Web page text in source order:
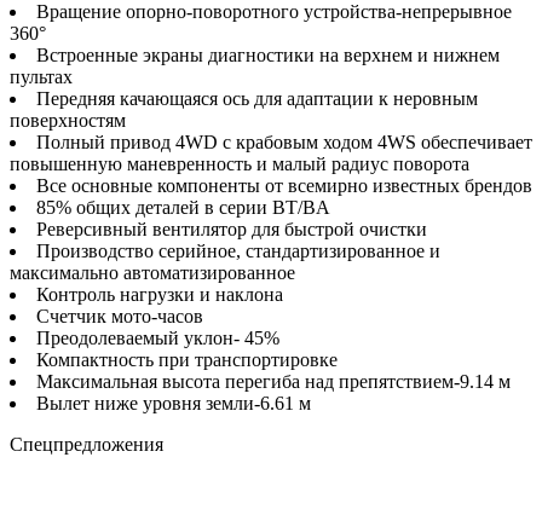
Вращение опорно-поворотного устройства-непрерывное
360°
Встроенные экраны диагностики на верхнем и нижнем
пультах
Передняя качающаяся ось для адаптации к неровным
поверхностям
Полный привод 4WD с крабовым ходом 4WS обеспечивает
повышенную маневренность и малый радиус поворота
Все основные компоненты от всемирно известных брендов
85% общих деталей в серии BT/BA
Реверсивный вентилятор для быстрой очистки
Производство серийное, стандартизированное и
максимально автоматизированное
Контроль нагрузки и наклона
Счетчик мото-часов
Преодолеваемый уклон- 45%
Компактность при транспортировке
Максимальная высота перегиба над препятствием-9.14 м
Вылет ниже уровня земли-6.61 м
Cпецпредложения